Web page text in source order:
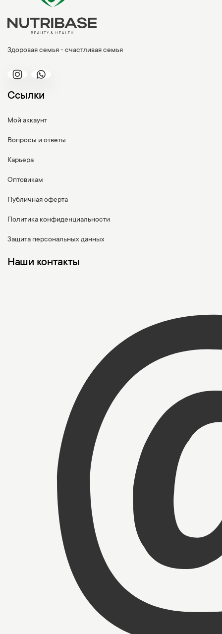
Здоровая семья - счастливая семья
Ссылки
Мой аккаунт
Вопросы и ответы
Карьера
Оптовикам
Публичная оферта
Политика конфиденциальности
Защита персональных данных
Наши контакты